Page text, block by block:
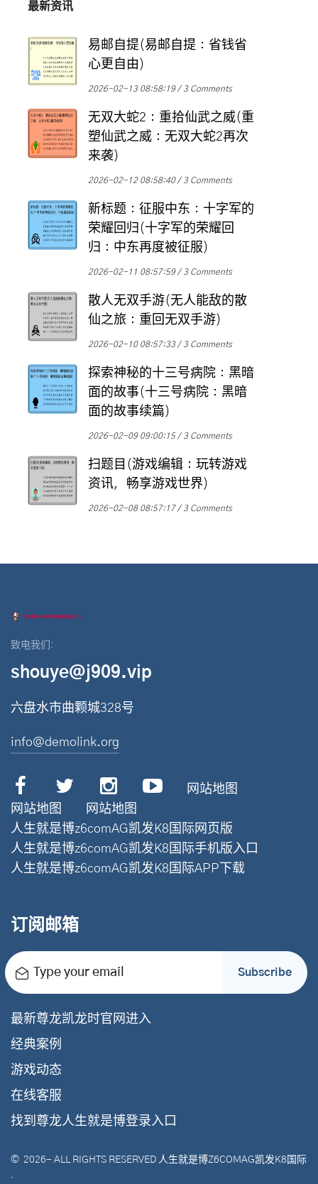
最新资讯
易邮自提(易邮自提：省钱省
心更自由)
2026-02-13 08:58:19 3 Comments
无双大蛇2：重拾仙武之威(重
塑仙武之威：无双大蛇2再次
来袭)
2026-02-12 08:58:40 3 Comments
新标题：征服中东：十字军的
荣耀回归(十字军的荣耀回
归：中东再度被征服)
2026-02-11 08:57:59 3 Comments
散人无双手游(无人能敌的散
仙之旅：重回无双手游)
2026-02-10 08:57:33 3 Comments
探索神秘的十三号病院：黑暗
面的故事(十三号病院：黑暗
面的故事续篇)
2026-02-09 09:00:15 3 Comments
扫题目(游戏编辑：玩转游戏
资讯，畅享游戏世界)
2026-02-08 08:57:17 3 Comments
致电我们:
shouye@j909.vip
六盘水市曲颗城328号
info@demolink.org
网站地图
网站地图
网站地图
人生就是博z6comAG凯发K8国际网页版
人生就是博z6comAG凯发K8国际手机版入口
人生就是博z6comAG凯发K8国际APP下载
订阅邮箱
Type your email Subscribe
最新尊龙凯龙时官网进入
经典案例
游戏动态
在线客服
找到尊龙人生就是博登录入口
© 2026- ALL RIGHTS RESERVED 人生就是博Z6COMAG凯发K8国际
.